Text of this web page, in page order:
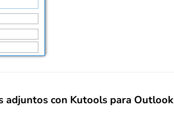
adjuntos con Kutools para Outlook